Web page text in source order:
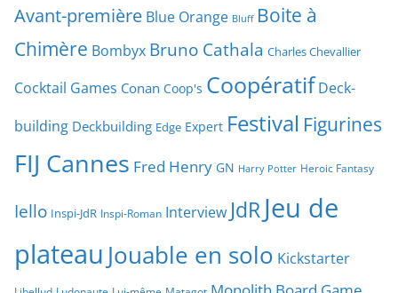
Avant-première Blue Orange Bluff Boite à
Chimère Bombyx Bruno Cathala Charles Chevallier
Cocktail Games Conan Coop's Coopératif Deck-
building Deckbuilding Edge Expert Festival Figurines
FIJ Cannes Fred Henry GN Harry Potter Heroic Fantasy
Iello Inspi-JdR Inspi-Roman Interview JdRJeu de
plateau Jouable en solo Kickstarter